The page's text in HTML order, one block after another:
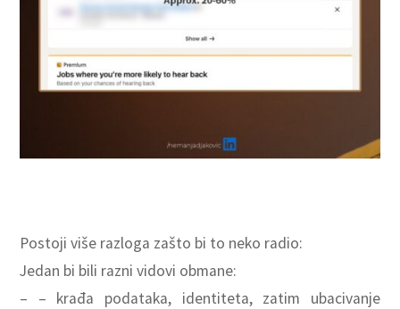
Postoji više razloga zašto bi to neko radio:
Jedan bi bili razni vidovi obmane:
– – krađa podataka, identiteta, zatim ubacivanje